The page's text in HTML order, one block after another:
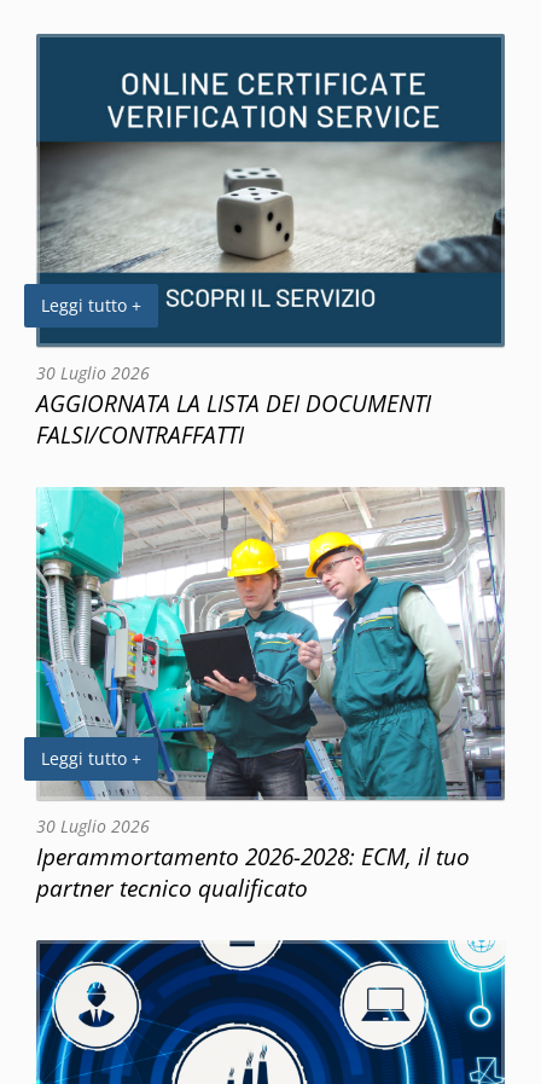
Leggi tutto +
30 Luglio 2026
AGGIORNATA LA LISTA DEI DOCUMENTI
FALSI/CONTRAFFATTI
Leggi tutto +
30 Luglio 2026
Iperammortamento 2026-2028: ECM, il tuo
partner tecnico qualificato